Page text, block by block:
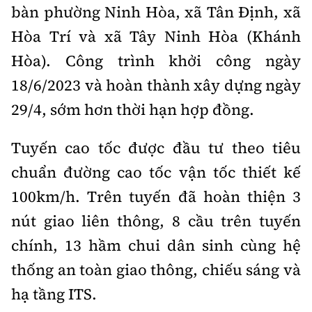
bàn phường Ninh Hòa, xã Tân Định, xã
Hòa Trí và xã Tây Ninh Hòa (Khánh
Hòa). Công trình khởi công ngày
18/6/2023 và hoàn thành xây dựng ngày
29/4, sớm hơn thời hạn hợp đồng.
Tuyến cao tốc được đầu tư theo tiêu
chuẩn đường cao tốc vận tốc thiết kế
100km/h. Trên tuyến đã hoàn thiện 3
nút giao liên thông, 8 cầu trên tuyến
chính, 13 hầm chui dân sinh cùng hệ
thống an toàn giao thông, chiếu sáng và
hạ tầng ITS.